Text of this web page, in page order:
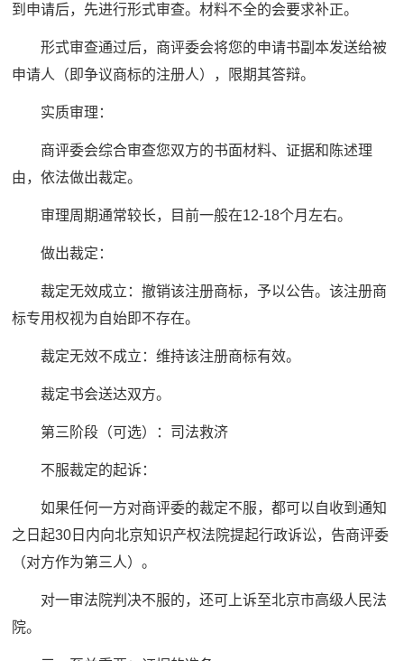
到申请后，先进行形式审查。材料不全的会要求补正。
形式审查通过后，商评委会将您的申请书副本发送给被
申请人（即争议商标的注册人），限期其答辩。
实质审理：
商评委会综合审查您双方的书面材料、证据和陈述理
由，依法做出裁定。
审理周期通常较长，目前一般在12-18个月左右。
做出裁定：
裁定无效成立：撤销该注册商标，予以公告。该注册商
标专用权视为自始即不存在。
裁定无效不成立：维持该注册商标有效。
裁定书会送达双方。
第三阶段（可选）：司法救济
不服裁定的起诉：
如果任何一方对商评委的裁定不服，都可以自收到通知
之日起30日内向北京知识产权法院提起行政诉讼，告商评委
（对方作为第三人）。
对一审法院判决不服的，还可上诉至北京市高级人民法
院。